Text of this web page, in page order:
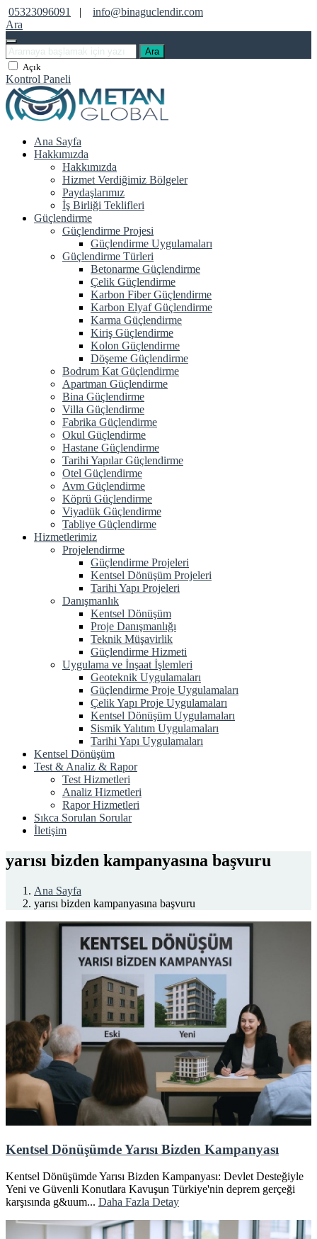
05323096091 |
info@binaguclendir.com
Ara
Ara
Açık
Kontrol Paneli
Ana Sayfa
Hakkımızda
Hakkımızda
Hizmet Verdiğimiz Bölgeler
Paydaşlarımız
İş Birliği Teklifleri
Güçlendirme
Güçlendirme Projesi
Güçlendirme Uygulamaları
Güçlendirme Türleri
Betonarme Güçlendirme
Çelik Güçlendirme
Karbon Fiber Güçlendirme
Karbon Elyaf Güçlendirme
Karma Güçlendirme
Kiriş Güçlendirme
Kolon Güçlendirme
Döşeme Güçlendirme
Bodrum Kat Güçlendirme
Apartman Güçlendirme
Bina Güçlendirme
Villa Güçlendirme
Fabrika Güçlendirme
Okul Güçlendirme
Hastane Güçlendirme
Tarihi Yapılar Güçlendirme
Otel Güçlendirme
Avm Güçlendirme
Köprü Güçlendirme
Viyadük Güçlendirme
Tabliye Güçlendirme
Hizmetlerimiz
Projelendirme
Güçlendirme Projeleri
Kentsel Dönüşüm Projeleri
Tarihi Yapı Projeleri
Danışmanlık
Kentsel Dönüşüm
Proje Danışmanlığı
Teknik Müşavirlik
Güçlendirme Hizmeti
Uygulama ve İnşaat İşlemleri
Geoteknik Uygulamaları
Güçlendirme Proje Uygulamaları
Çelik Yapı Proje Uygulamaları
Kentsel Dönüşüm Uygulamaları
Sismik Yalıtım Uygulamaları
Tarihi Yapı Uygulamaları
Kentsel Dönüşüm
Test & Analiz & Rapor
Test Hizmetleri
Analiz Hizmetleri
Rapor Hizmetleri
Sıkca Sorulan Sorular
İletişim
yarısı bizden kampanyasına başvuru
Ana Sayfa
yarısı bizden kampanyasına başvuru
Kentsel Dönüşümde Yarısı Bizden Kampanyası
Kentsel Dönüşümde Yarısı Bizden Kampanyası: Devlet Desteğiyle
Yeni ve Güvenli Konutlara Kavuşun Türkiye'nin deprem gerçeği
karşısında g&uum... Daha Fazla Detay